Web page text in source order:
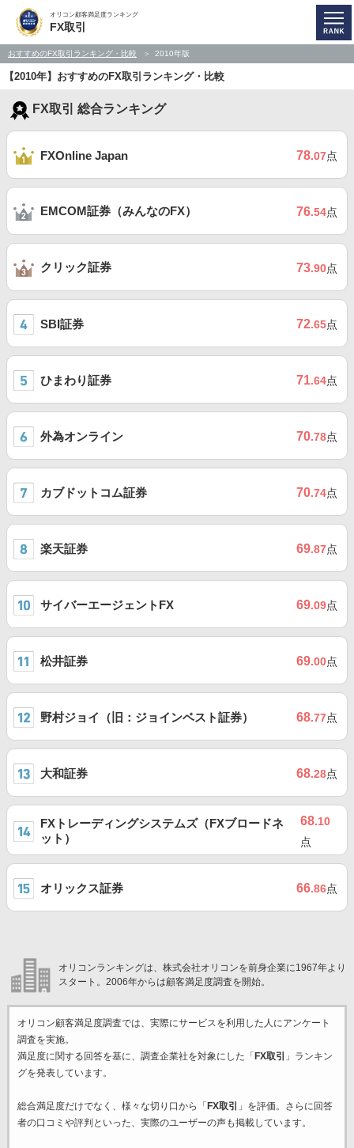
オリコン顧客満足度ランキング
FX取引
おすすめのFX取引ランキング・比較 2010年版
【2010年】おすすめのFX取引ランキング・比較
FX取引 総合ランキング
FXOnline Japan 78.07点
EMCOM証券（みんなのFX） 76.54点
クリック証券 73.90点
SBI証券 72.65点
ひまわり証券 71.64点
外為オンライン 70.78点
カブドットコム証券 70.74点
楽天証券 69.87点
サイバーエージェントFX 69.09点
松井証券 69.00点
野村ジョイ（旧：ジョインベスト証券） 68.77点
大和証券 68.28点
FXトレーディングシステムズ（FXブロードネ
ット）
68.10
点
オリックス証券 66.86点
オリコンランキングは、株式会社オリコンを前身企業に1967年より
スタート。2006年からは顧客満足度調査を開始。
オリコン顧客満足度調査では、実際にサービスを利用した 人にアンケート
調査を実施。
満足度に関する回答を基に、調査企業社を対象にした「 FX取引
」ランキン
グを発表しています。
総合満足度だけでなく、様々な切り口から「 FX取引
」を評価。さらに回答
者の口コミや評判といった、実際のユーザーの声も掲載しています。